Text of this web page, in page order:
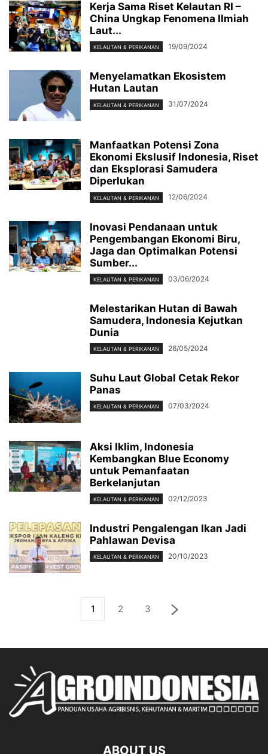
Kerja Sama Riset Kelautan RI –
China Ungkap Fenomena Ilmiah
Laut...
KELAUTAN & PERIKANAN 19/09/2024
Menyelamatkan Ekosistem
Hutan Lautan
KELAUTAN & PERIKANAN 31/07/2024
Manfaatkan Potensi Zona
Ekonomi Ekslusif Indonesia, Riset
dan Eksplorasi Samudera
Diperlukan
KELAUTAN & PERIKANAN 12/06/2024
Inovasi Pendanaan untuk
Pengembangan Ekonomi Biru,
Jaga dan Optimalkan Potensi
Sumber...
KELAUTAN & PERIKANAN 03/06/2024
Melestarikan Hutan di Bawah
Samudera, Indonesia Kejutkan
Dunia
KELAUTAN & PERIKANAN 26/05/2024
Suhu Laut Global Cetak Rekor
Panas
KELAUTAN & PERIKANAN 07/03/2024
Aksi Iklim, Indonesia
Kembangkan Blue Economy
untuk Pemanfaatan
Berkelanjutan
KELAUTAN & PERIKANAN 02/12/2023
Industri Pengalengan Ikan Jadi
Pahlawan Devisa
KELAUTAN & PERIKANAN 20/10/2023
1 2 3
ABOUT US